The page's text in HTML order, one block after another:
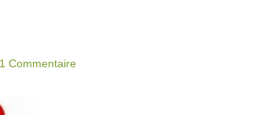
1 Commentaire